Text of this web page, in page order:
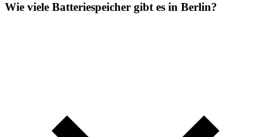
Wie viele Batteriespeicher gibt es in Berlin?